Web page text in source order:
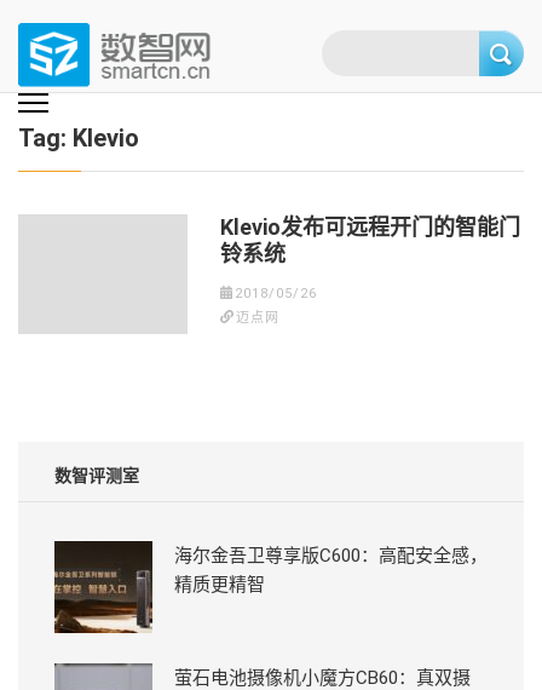
content
(Press
enter)
数智网
智能家居第一资讯门户 | 智能家居系统，智能家居产品，智能家居解决方
Tag: Klevio
Klevio发布可远程开门的智能门
铃系统
2018/05/26
迈点网
数智评测室
海尔金吾卫尊享版C600：高配安全感，
精质更精智
萤石电池摄像机小魔方CB60：真双摄